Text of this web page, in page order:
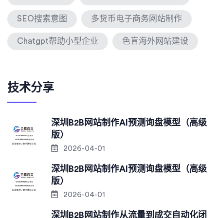
SEO搜索意图 多货币电子商务网站制作
Chatgpt帮助小型企业 色盲海外网站建设
技术分享
深圳B2B网站制作AI预测询盘模型（高级
版）
2026-04-01
深圳B2B网站制作AI预测询盘模型（高级
版）
2026-04-01
深圳B2B网站制作从流量到成交自动化闭